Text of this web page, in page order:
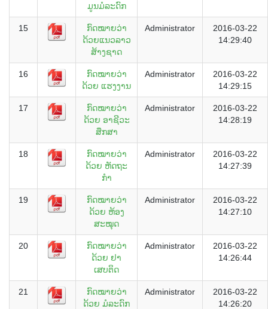
ມູນມໍລະດົກ
15
ກົດໝາຍວ່າ
ດ້ວຍແນວລາວ
ສ້າງຊາດ
Administrator
2016-03-22
14:29:40
16
ກົດໝາຍວ່າ
ດ້ວຍ ແຮງງານ
Administrator
2016-03-22
14:29:15
17
ກົດໝາຍວ່າ
ດ້ວຍ ອາຊີວະ
ສຶກສາ
Administrator
2016-03-22
14:28:19
18
ກົດໝາຍວ່າ
ດ້ວຍ ຫັດຖະ
ກໍາ
Administrator
2016-03-22
14:27:39
19
ກົດໝາຍວ່າ
ດ້ວຍ ຫ້ອງ
ສະໝຸດ
Administrator
2016-03-22
14:27:10
20
ກົດໝາຍວ່າ
ດ້ວຍ ຢາ
ເສບຕິດ
Administrator
2016-03-22
14:26:44
21
ກົດໝາຍວ່າ
ດ້ວຍ ມໍລະດົກ
Administrator
2016-03-22
14:26:20